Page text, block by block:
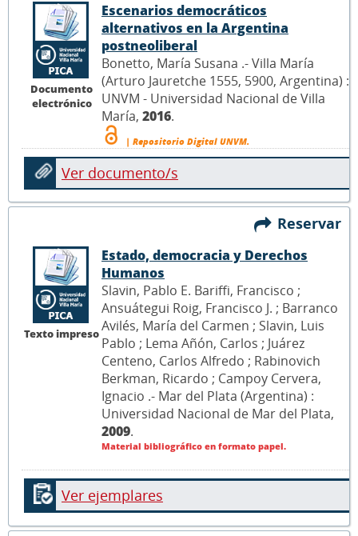
Documento
electrónico
Escenarios democráticos
alternativos en la Argentina
postneoliberal
Bonetto, María Susana .- Villa María
(Arturo Jauretche 1555, 5900, Argentina) :
UNVM - Universidad Nacional de Villa
María, 2016.
| Repositorio Digital UNVM.
Ver documento/s
Reservar
Texto impreso
Estado, democracia y Derechos
Humanos
Slavin, Pablo E. Bariffi, Francisco ;
Ansuátegui Roig, Francisco J. ; Barranco
Avilés, María del Carmen ; Slavin, Luis
Pablo ; Lema Añón, Carlos ; Juárez
Centeno, Carlos Alfredo ; Rabinovich
Berkman, Ricardo ; Campoy Cervera,
Ignacio .- Mar del Plata (Argentina) :
Universidad Nacional de Mar del Plata,
2009.
Material bibliográfico en formato papel.
Ver ejemplares